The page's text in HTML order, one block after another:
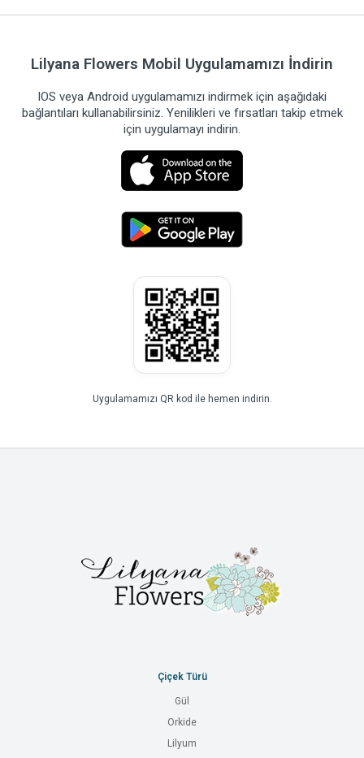
Lilyana Flowers Mobil Uygulamamızı İndirin
IOS veya Android uygulamamızı indirmek için aşağıdaki
bağlantıları kullanabilirsiniz. Yenilikleri ve fırsatları takip etmek
için uygulamayı indirin.
Uygulamamızı QR kod ile hemen indirin.
Çiçek Türü
Gül
Orkide
Lilyum